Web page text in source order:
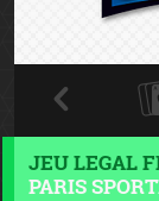
JEU LEGAL
PARIS